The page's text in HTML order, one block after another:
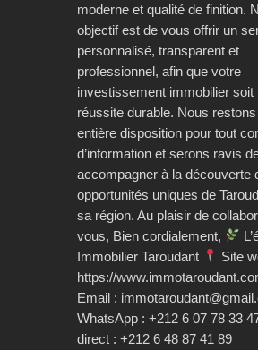
moderne et qualité de finition.
objectif est de vous offrir un
personnalisé, transparent et
professionnel, afin que votre
investissement immobilier soit
réussite durable. Nous
entière disposition pour tout
d’information et serons ravis
accompagner à la découverte
opportunités uniques de
sa région. Au plaisir de
vous, Bien cordialement,
Immobilier Taroudant
Site
https://
Email :
WhatsApp : +212 6 07 78 33
direct : +212 6 48 87 41 89